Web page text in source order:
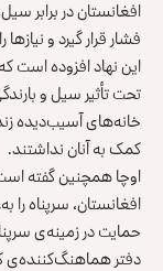
افغانستان در برابر
فشار قرار گیرد و
خانه‌های آسیب‌دیده
کمک به آنان نداشتند.
افغانستان، سرپناه را
حمایت در زمینه‌ی
دفتر